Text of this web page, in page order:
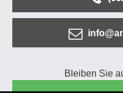
Bleiben Sie